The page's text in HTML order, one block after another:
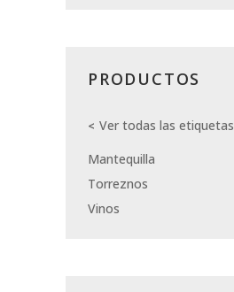
PRODUCTOS
Ver todas las etiquetas
Mantequilla
Torreznos
Vinos